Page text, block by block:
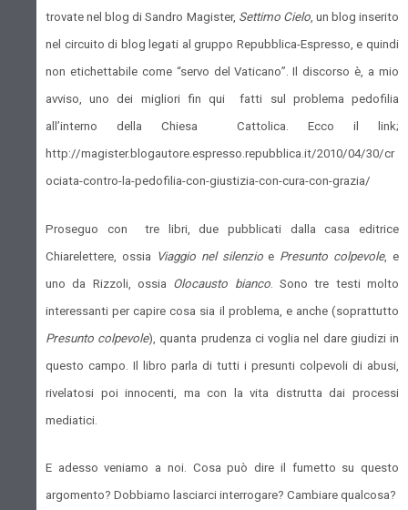
trovate nel blog di Sandro Magister, Settimo Cielo, un blog inserito
nel circuito di blog legati al gruppo Repubblica-Espresso, e quindi
non etichettabile come “servo del Vaticano”. Il discorso è, a mio
avviso, uno dei migliori fin qui fatti sul problema pedofilia
all’interno della Chiesa Cattolica. Ecco il link;
http://magister.blogautore.espresso.repubblica.it/2010/04/30/cr
ociata-contro-la-pedofilia-con-giustizia-con-cura-con-grazia/
Proseguo con tre libri, due pubblicati dalla casa editrice
Chiarelettere, ossia Viaggio nel silenzioe Presunto colpevole, e
uno da Rizzoli, ossia Olocausto bianco. Sono tre testi molto
interessanti per capire cosa sia il problema, e anche (soprattutto
Presunto colpevole), quanta prudenza ci voglia nel dare giudizi in
questo campo. Il libro parla di tutti i presunti colpevoli di abusi,
rivelatosi poi innocenti, ma con la vita distrutta dai processi
mediatici.
E adesso veniamo a noi. Cosa può dire il fumetto su questo
argomento? Dobbiamo lasciarci interrogare? Cambiare qualcosa?